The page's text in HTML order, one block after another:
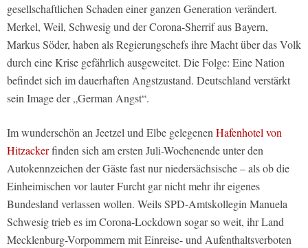
gesellschaftlichen Schaden einer ganzen Generation verändert.
Merkel, Weil, Schwesig und der Corona-Sherrif aus Bayern,
Markus Söder, haben als Regierungschefs ihre Macht über das Volk
durch eine Krise gefährlich ausgeweitet. Die Folge: Eine Nation
befindet sich im dauerhaften Angstzustand. Deutschland verstärkt
sein Image der „German Angst“.
Im wunderschön an Jeetzel und Elbe gelegenenHafenhotel von
Hitzackerfinden sich am ersten Juli-Wochenende unter den
Autokennzeichen der Gäste fast nur niedersächsische – als ob die
Einheimischen vor lauter Furcht gar nicht mehr ihr eigenes
Bundesland verlassen wollen. Weils SPD-Amtskollegin Manuela
Schwesig trieb es im Corona-Lockdown sogar so weit, ihr Land
Mecklenburg-Vorpommern mit Einreise- und Aufenthaltsverboten